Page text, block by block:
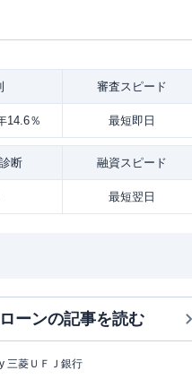
審査スピード
14.6％ 最短即日
診断 融資スピード
最短翌日
ーンの記事を読む
三菱ＵＦＪ銀行